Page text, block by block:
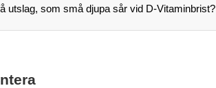
utslag, som små djupa sår vid D-Vitaminbrist?